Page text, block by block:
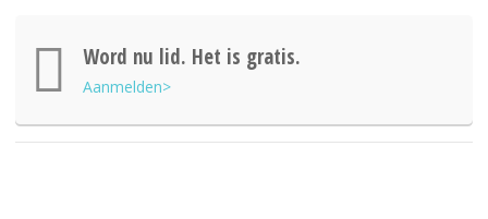
Word nu lid. Het is gratis.
Aanmelden>